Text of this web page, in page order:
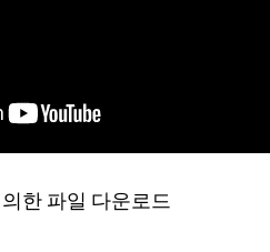
한 파일 다운로드